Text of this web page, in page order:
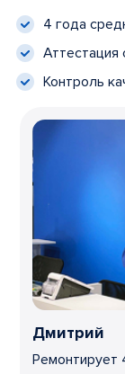
4 года
Аттестация
Контроль
Дмитрий
Ремонтирует